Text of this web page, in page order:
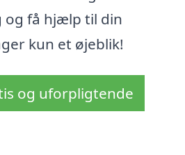
og få hjælp til din
kun et øjeblik!
og uforpligtende